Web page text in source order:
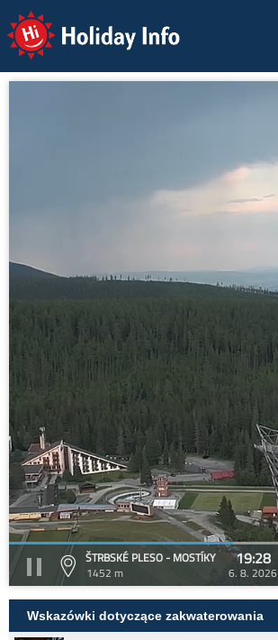
Holiday Info
ŠTRBSKÉ PLESO - MOSTÍKY
1452 m
19:28
6. 8. 2026
Wskazówki dotyczące zakwaterowania